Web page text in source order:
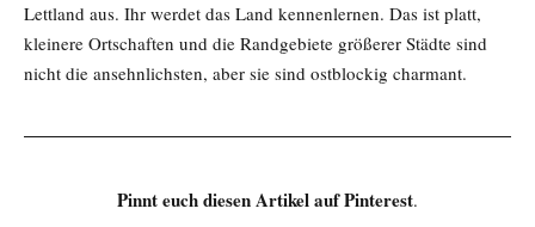
Lettland aus. Ihr werdet das Land kennenlernen. Das ist platt,
kleinere Ortschaften und die Randgebiete größerer Städte sind
nicht die ansehnlichsten, aber sie sind ostblockig charmant.
Pinnt euch diesen Artikel auf Pinterest.